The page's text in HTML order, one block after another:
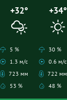
+32°
5 %
1.3 м/с
723 мм
53 %
+34°
30 %
0.6 м/с
722 мм
48 %